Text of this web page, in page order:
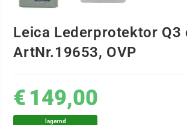
Leica Lederprotektor Q3
ArtNr.19653, OVP
€ 149,00
lagernd